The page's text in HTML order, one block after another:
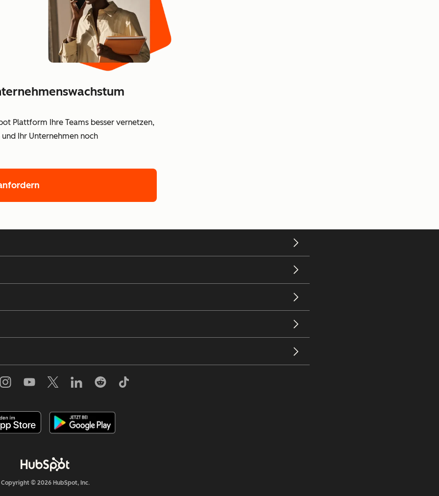
Plattform Ihre Teams besser vernetzen,
Ihr Unternehmen noch
Copyright © 2026 HubSpot, Inc.